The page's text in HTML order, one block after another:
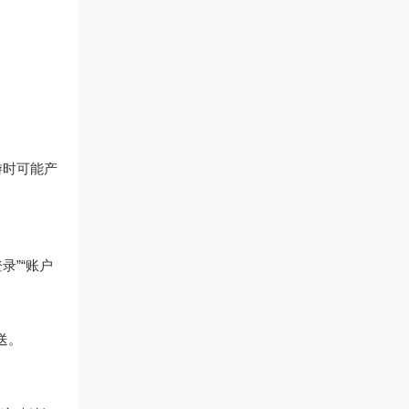
可能产
”“账户